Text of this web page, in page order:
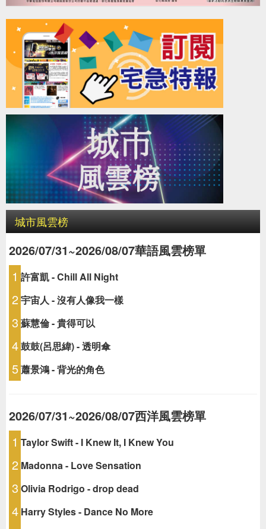
城市風雲榜
2026/07/31~2026/08/07華語風雲榜單
1 許富凱 - Chill All Night
2宇宙人 - 沒有人像我一樣
3 蘇慧倫 - 貴得可以
4鼓鼓(呂思緯) - 透明傘
5蕭景鴻 - 背光的角色
2026/07/31~2026/08/07西洋風雲榜單
1 Taylor Swift - I Knew It, I Knew You
2 Madonna - Love Sensation
3 Olivia Rodrigo - drop dead
4 Harry Styles - Dance No More